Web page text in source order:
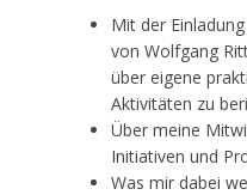
Mit der
von Wolfgang
über eigene
Aktivitäten zu
Über meine
Initiativen und
Was mir dabei